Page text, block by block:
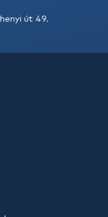
út 49.